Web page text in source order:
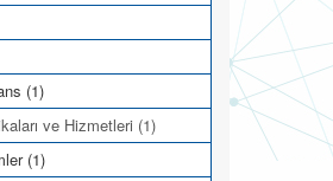
(1)
ve Hizmetleri (1)
(1)